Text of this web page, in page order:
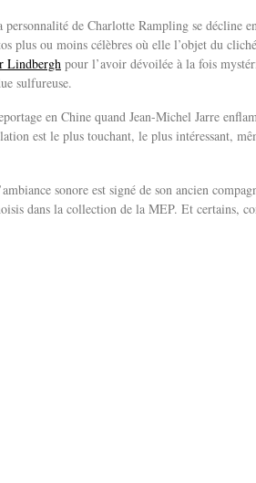
personnalité de Charlotte Rampling se décline
plus ou moins célèbres où elle l’objet du
Lindbergh pour l’avoir dévoilée à la fois
sulfureuse.
en Chine quand Jean-Michel Jarre
est le plus touchant, le plus intéressant,
sonore est signé de son ancien
dans la collection de la MEP. Et certains,